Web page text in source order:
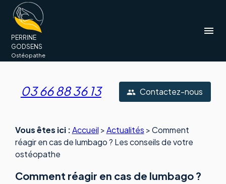
PERRINE
GODSENS
Ostéopathe
menu
03 66 88 36 13 people Contactez-nous
Vous êtes ici :Accueil >Actualités > Comment
réagir en cas de lumbago ? Les conseils de votre
ostéopathe
Comment réagir en cas de lumbago ?
Panneau de gestion des cookies